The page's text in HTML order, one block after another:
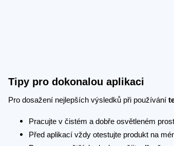
Tipy pro dokonalou aplikaci
Pro dosažení nejlepších výsledků při používání
Pracujte v čistém a dobře osvětleném
Před aplikací vždy otestujte produkt na